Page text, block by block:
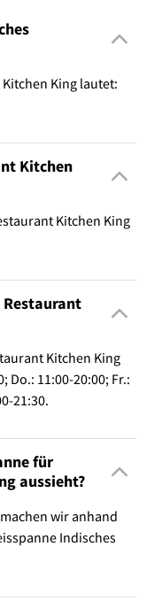
King lautet:
Kitchen
Kitchen King
Kitchen King
Do.: 11:00-20:00; Fr.:
21:30.
für
aussieht?
wir anhand
Indisches